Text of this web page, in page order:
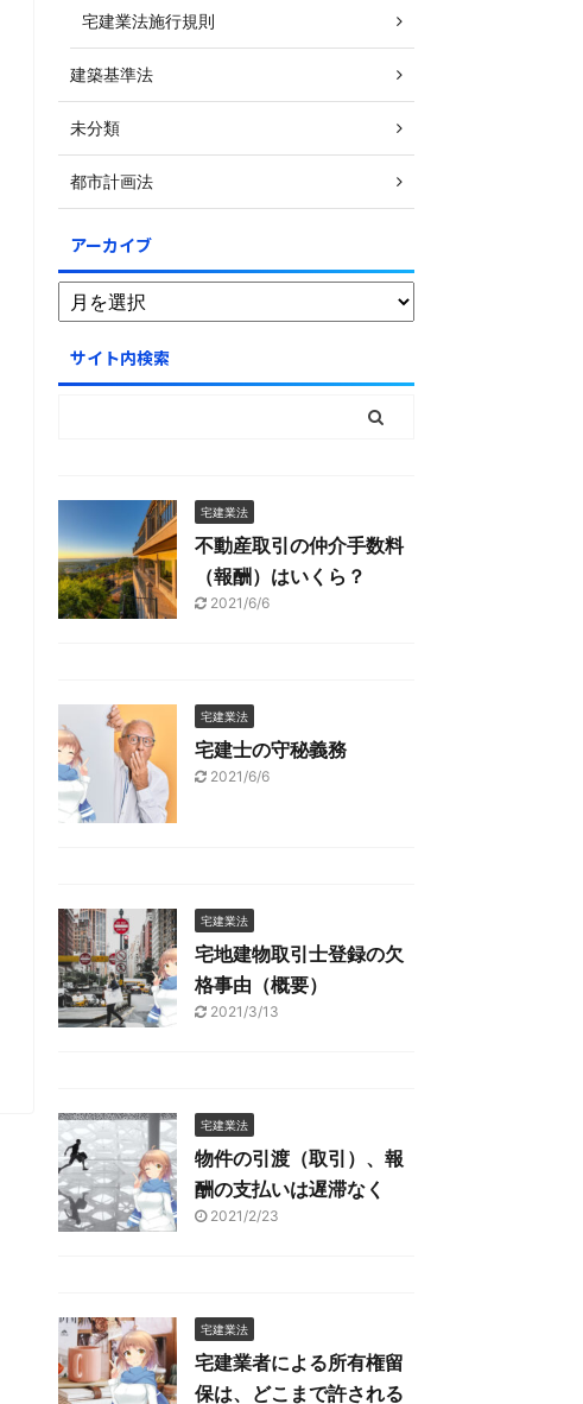
宅建業法施行規則
建築基準法
未分類
都市計画法
アーカイブ
サイト内検索
宅建業法
不動産取引の仲介手数料
（報酬）はいくら？
2021/6/6
宅建業法
宅建士の守秘義務
2021/6/6
宅建業法
宅地建物取引士登録の欠
格事由（概要）
2021/3/13
宅建業法
物件の引渡（取引）、報
酬の支払いは遅滞なく
2021/2/23
宅建業法
宅建業者による所有権留
保は、どこまで許される